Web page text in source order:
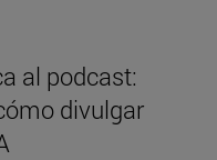
al podcast:
divulgar